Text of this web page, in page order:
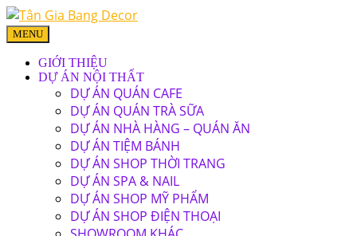
MENU
GIỚI THIỆU
DỰ ÁN NỘI THẤT
DỰ ÁN QUÁN CAFE
DỰ ÁN QUÁN TRÀ SỮA
DỰ ÁN NHÀ HÀNG – QUÁN ĂN
DỰ ÁN TIỆM BÁNH
DỰ ÁN SHOP THỜI TRANG
DỰ ÁN SPA & NAIL
DỰ ÁN SHOP MỸ PHẨM
DỰ ÁN SHOP ĐIỆN THOẠI